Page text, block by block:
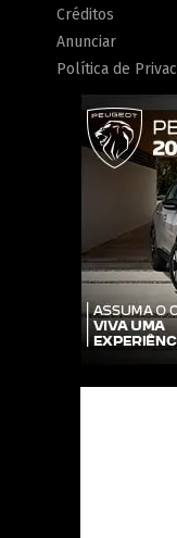
Créditos
Anunciar
Política de